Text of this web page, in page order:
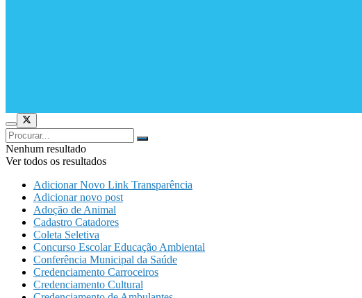
Nenhum resultado
Ver todos os resultados
Adicionar Novo Link Transparência
Adicionar novo post
Adoção de Animal
Cadastro Catadores
Coleta Seletiva
Concurso Escolar Educação Ambiental
Conferência Municipal da Saúde
Credenciamento Carroceiros
Credenciamento Cultural